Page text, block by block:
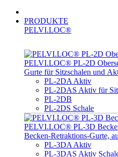
PRODUKTE
PELVI.LOC®
PELVI.LOC® PL-­2D
Gurte für Sitzschalen und
PL-2DA Aktiv
PL-2DAS Aktiv für
PL-2DB
PL-2DS Schale
PELVI.LOC® PL-3D
Becken-Retraktions-Gurte,
PL-3DA Aktiv
PL-3DAS Aktiv